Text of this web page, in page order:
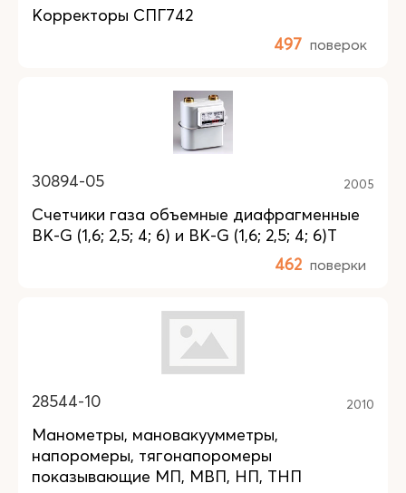
Корректоры СПГ742
497 поверок
30894-05 2005
Счетчики газа объемные диафрагменные
BK-G (1,6; 2,5; 4; 6) и BK-G (1,6; 2,5; 4; 6)T
462 поверки
28544-10 2010
Манометры, мановакуумметры,
напоромеры, тягонапоромеры
показывающие МП, МВП, НП, ТНП